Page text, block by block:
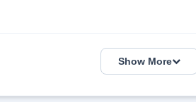
Show More